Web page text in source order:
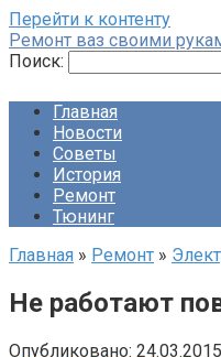
Перейти к контенту
Ремонт ваз своими
Поиск:
Главная
Новости
Советы
История
Ремонт
Тюнинг
Главная » Ремонт »
Не работают
Опубликовано: 24.03.2015